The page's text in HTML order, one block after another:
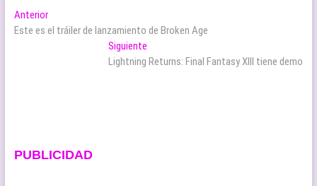
Navegación
de
AnteriorEntrada
anterior:
Este es el tráiler de lanzamiento de Broken Age
Siguiente
siguiente:
Lightning Returns: Final Fantasy XIII tiene demo
PUBLICIDAD